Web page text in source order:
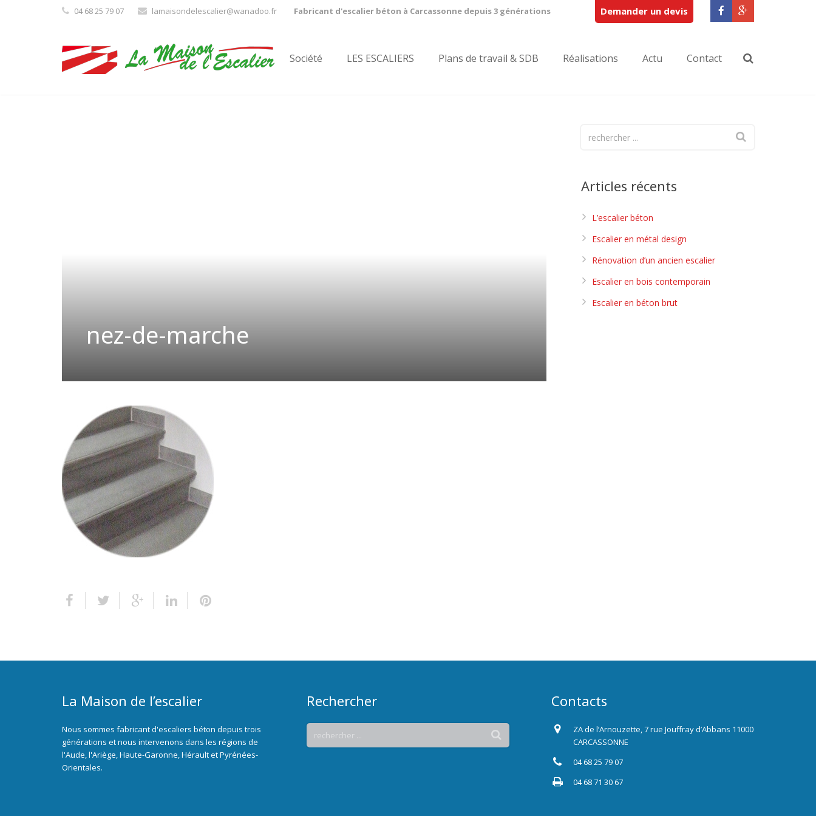
04 68 25 79 07 lamaisondelescalier@wanadoo.fr Fabricant d'escalier béton à Carcassonne depuis 3 générations Demander un devis
Société LES ESCALIERS Plans de travail & SDB Réalisations Actu Contact
nez-de-marche
Articles récents
L’escalier béton
Escalier en métal design
Rénovation d’un ancien escalier
Escalier en bois contemporain
Escalier en béton brut
La Maison de l’escalier
Nous sommes fabricant d'escaliers béton depuis trois
générations et nous intervenons dans les régions de
l'Aude, l'Ariège, Haute-Garonne, Hérault et Pyrénées-
Orientales.
Rechercher Contacts
ZA de l’Arnouzette, 7 rue Jouffray d’Abbans 11000
CARCASSONNE
04 68 25 79 07
04 68 71 30 67